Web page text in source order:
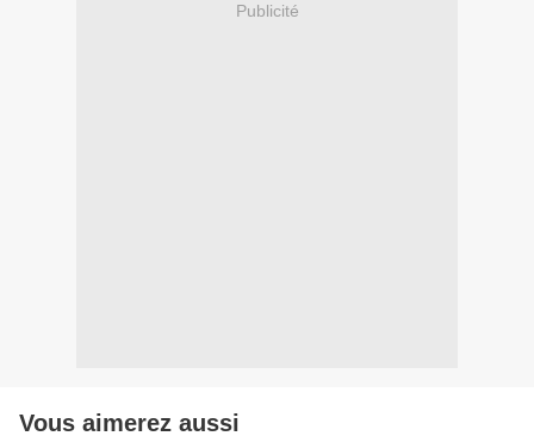
Publicité
Vous aimerez aussi